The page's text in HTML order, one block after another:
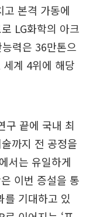
본격 가동에
LG화학의 아크
력은 36만톤으
계 4위에 해당
구 끝에 국내 최
까지 전 공정을
서는 유일하게
이번 증설을 통
기대하고 있